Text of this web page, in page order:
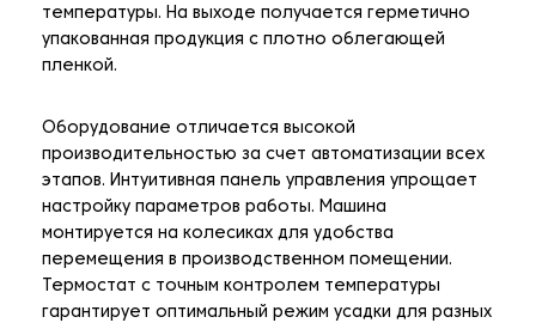
температуры. На выходе получается герметично
упакованная продукция с плотно облегающей
пленкой.
Оборудование отличается высокой
производительностью за счет автоматизации всех
этапов. Интуитивная панель управления упрощает
настройку параметров работы. Машина
монтируется на колесиках для удобства
перемещения в производственном помещении.
Термостат с точным контролем температуры
гарантирует оптимальный режим усадки для разных